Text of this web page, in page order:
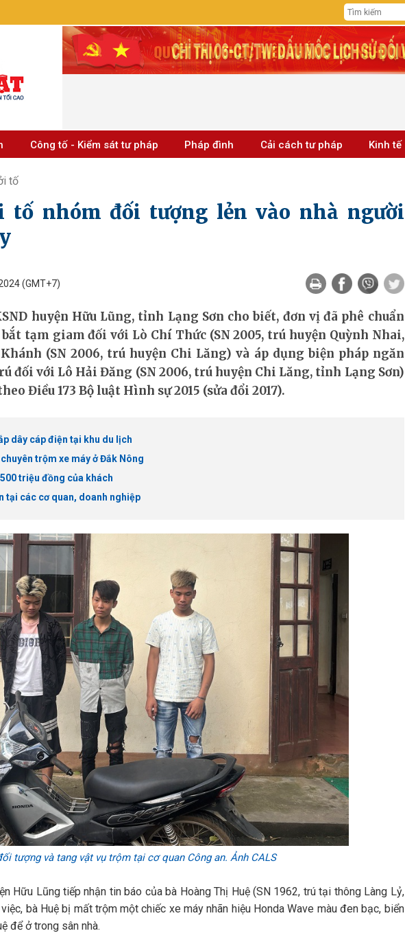
Công tố - Kiểm sát tư pháp Pháp đình Cải cách tư pháp Kinh tế
tố
tố nhóm đối tượng lẻn vào nhà người
(GMT+7)
huyện Hữu Lũng, tỉnh Lạng Sơn cho biết, đơn vị đã phê chuẩn
tạm giam đối với Lò Chí Thức (SN 2005, trú huyện Quỳnh Nhai,
(SN 2006, trú huyện Chi Lăng) và áp dụng biện pháp ngăn
đối với Lô Hải Đăng (SN 2006, trú huyện Chi Lăng, tỉnh Lạng Sơn)
Điều 173 Bộ luật Hình sự 2015 (sửa đổi 2017).
dây cáp điện tại khu du lịch
trộm xe máy ở Đắk Nông
triệu đồng của khách
tại các cơ quan, doanh nghiệp
tượng và tang vật vụ trộm tại cơ quan Công an. Ảnh CALS
Hữu Lũng tiếp nhận tin báo của bà Hoàng Thị Huệ (SN 1962, trú tại thông Làng Lỷ,
bà Huệ bị mất trộm một chiếc xe máy nhãn hiệu Honda Wave màu đen bạc, biển
để ở trong sân nhà.